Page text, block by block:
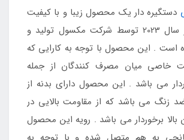
دستگیره دار یک محصول زیبا و با کیفیت
می باشد که در سال 2023 توسط شرکت مکسول تولید و
است . این محصول با توجه به کارایی که
خاصی میان مصرف کنندگان از جمله
می باشد . این محصول دارای بدنه از
زنگ می باشد که از مقاومت بالایی در
بالا برخوردار می باشد . رویه این محصول